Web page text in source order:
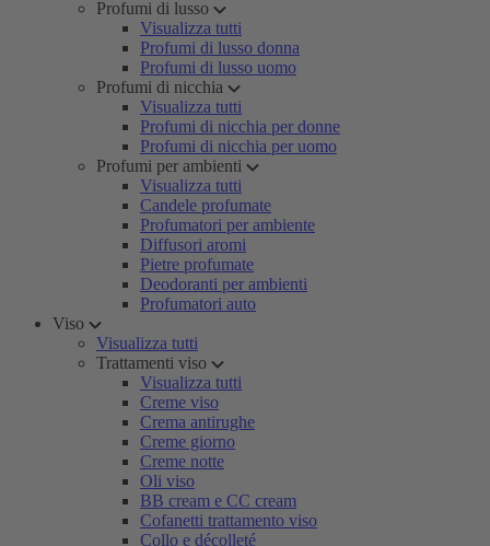
Profumi di lusso
Visualizza tutti
Profumi di lusso donna
Profumi di lusso uomo
Profumi di nicchia
Visualizza tutti
Profumi di nicchia per donne
Profumi di nicchia per uomo
Profumi per ambienti
Visualizza tutti
Candele profumate
Profumatori per ambiente
Diffusori aromi
Pietre profumate
Deodoranti per ambienti
Profumatori auto
Viso
Visualizza tutti
Trattamenti viso
Visualizza tutti
Creme viso
Crema antirughe
Creme giorno
Creme notte
Oli viso
BB cream e CC cream
Cofanetti trattamento viso
Collo e décolleté